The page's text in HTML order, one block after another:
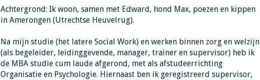
Achtergrond: Ik woon, samen met Edward, hond Max, poezen en kippen
in Amerongen (Utrechtse Heuvelrug).
Na mijn studie (het latere Social Work) en werken binnen zorg en welzijn
(als begeleider, leidinggevende, manager, trainer en supervisor) heb ik
de MBA studie cum laude afgerond, met als afstudeerrichting
Organisatie en Psychologie. Hiernaast ben ik geregistreerd supervisor,